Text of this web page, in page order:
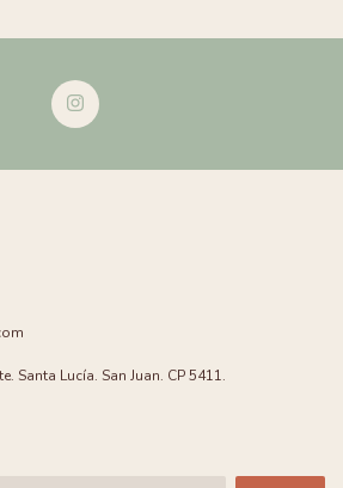
Santa Lucía. San Juan. CP 5411.